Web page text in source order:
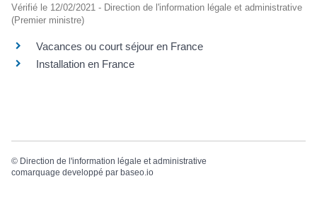
Vérifié le 12/02/2021 - Direction de l'information légale et administrative
(Premier ministre)
Vacances ou court séjour en France
Installation en France
© Direction de l'information légale et administrative
comarquage developpé par baseo.io